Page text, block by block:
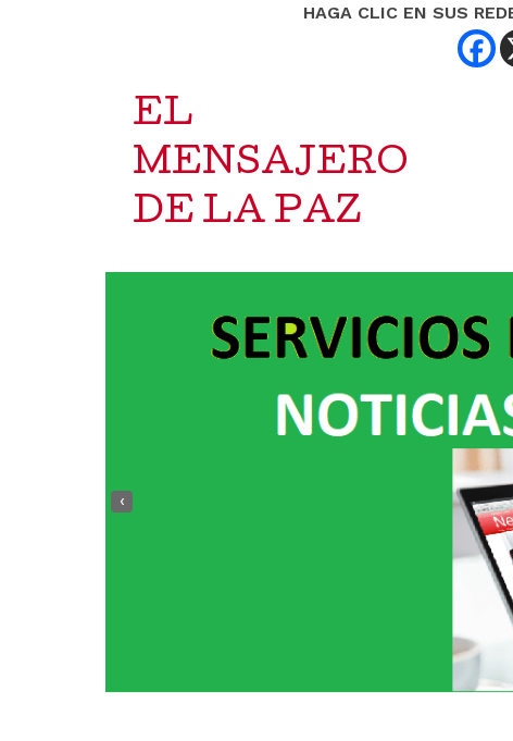
HAGA CLIC EN SUS
EL
MENSAJERO
DE LA PAZ
‹